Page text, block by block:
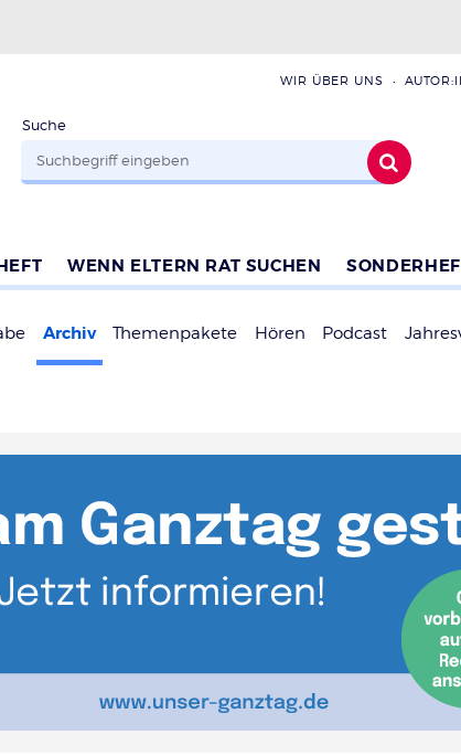
WIR ÜBER UNS
Suche
WENN ELTERN RAT SUCHEN
Archiv Themenpakete Hören Podcast